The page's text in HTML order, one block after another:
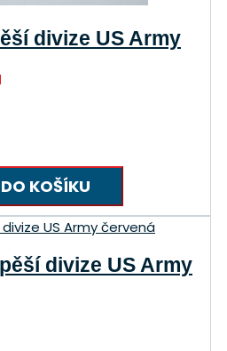
divize US Army
KOŠÍKU
divize US Army